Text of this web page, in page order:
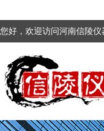
您好，欢迎访问河南信陵仪